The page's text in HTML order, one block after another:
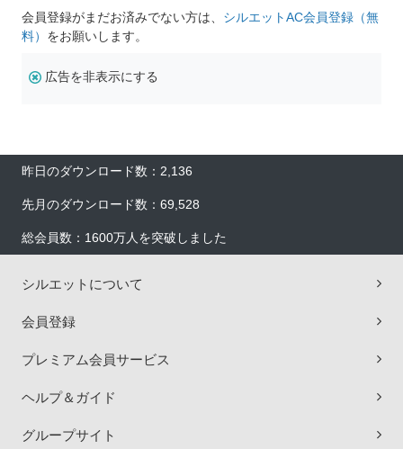
会員登録がまだお済みでない方は、 シルエットAC会員登録（無
料） をお願いします。
広告を非表示にする
昨日のダウンロード数：2,136
先月のダウンロード数：69,528
総会員数：1600万人を突破しました
シルエットについて
会員登録
プレミアム会員サービス
ヘルプ＆ガイド
グループサイト